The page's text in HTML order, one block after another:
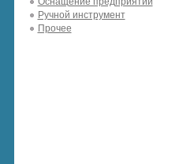
Ручной инструмент
Прочее